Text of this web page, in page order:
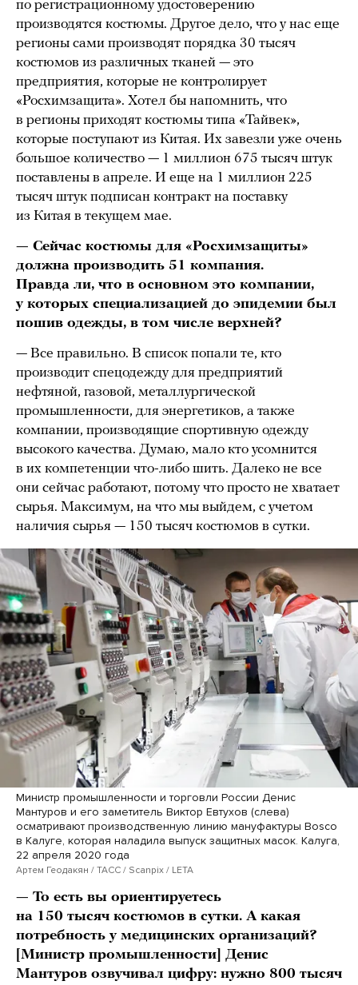
по регистрационному удостоверению
производятся костюмы. Другое дело, что у нас еще
регионы сами производят порядка 30 тысяч
костюмов из различных тканей — это
предприятия, которые не контролирует
«Росхимзащита». Хотел бы напомнить, что
в регионы приходят костюмы типа «Тайвек»,
которые поступают из Китая. Их завезли уже очень
большое количество — 1 миллион 675 тысяч штук
поставлены в апреле. И еще на 1 миллион 225
тысяч штук подписан контракт на поставку
из Китая в текущем мае.
— Сейчас костюмы для «Росхимзащиты»
должна производить 51 компания.
Правда ли, что в основном это компании,
у которых специализацией до эпидемии был
пошив одежды, в том числе верхней?
— Все правильно. В список попали те, кто
производит спецодежду для предприятий
нефтяной, газовой, металлургической
промышленности, для энергетиков, а также
компании, производящие спортивную одежду
высокого качества. Думаю, мало кто усомнится
в их компетенции что-либо шить. Далеко не все
они сейчас работают, потому что просто не хватает
сырья. Максимум, на что мы выйдем, с учетом
наличия сырья — 150 тысяч костюмов в сутки.
Министр промышленности и торговли России Денис
Мантуров и его заметитель Виктор Евтухов (слева)
осматривают производственную линию мануфактуры Bosco
в Калуге, которая наладила выпуск защитных масок. Калуга,
22 апреля 2020 года
Артем Геодакян / ТАСС / Scanpix / LETA
— То есть вы ориентируетесь
на 150 тысяч костюмов в сутки. А какая
потребность у медицинских организаций?
[Министр промышленности] Денис
Мантуров озвучивал цифру: нужно 800 тысяч